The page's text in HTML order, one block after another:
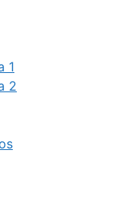
1
2